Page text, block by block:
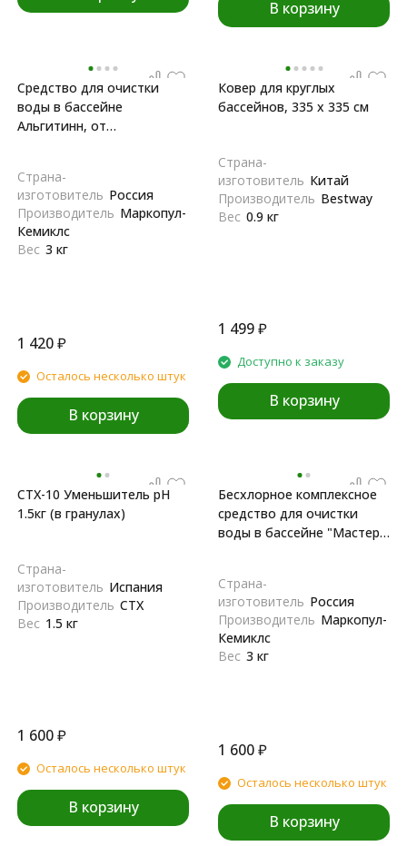
В корзину
Средство для очистки
воды в бассейне
Альгитинн, от
Страна-
изготовитель Россия
Производитель Маркопул-
Кемиклс
Вес 3 кг
1 420₽
Осталось несколько штук
В корзину
Ковер для круглых
бассейнов, 335 х 335 см
Страна-
изготовитель Китай
Производитель Bestway
Вес 0.9 кг
1 499₽
Доступно к заказу
В корзину
CTX-10 Уменьшитель рН
1.5кг (в гранулах)
Страна-
изготовитель Испания
Производитель CTX
Вес 1.5 кг
1 600₽
Осталось несколько штук
В корзину
Бесхлорное комплексное
средство для очистки
воды в бассейне "Мастер-
Страна-
изготовитель Россия
Производитель Маркопул-
Кемиклс
Вес 3 кг
1 600₽
Осталось несколько штук
В корзину